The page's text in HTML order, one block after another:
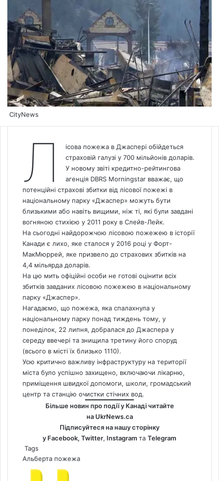
CityNews
Л ісова пожежав Джаспері обійдеться
страховій галузі у 700 мільйонів доларів.
У новому звіті кредитно-рейтингова
агенція DBRS Morningstar вважає, що
потенційні страхові збитки від лісової пожежі в
національному парку «Джаспер» можуть бути
близькими або навіть вищими, ніж ті, які були завдані
вогняною стихією у 2011 року в Слейв-Лейк.
На сьогодні найдорожчою лісовою пожежею в історії
Канади є лихо, яке сталося у 2016 році у Форт-
МакМюррей, яке призвело до страхових збитків на
4,4 мільярда доларів.
На цю мить офіційні особи не готові оцінити всіх
збитків завданих лісовою пожежею в національному
парку «Джаспер».
Нагадаємо, що пожежа, яка спалахнула у
національному парку понад тиждень тому, у
понеділок, 22 липня, добралася до Джаспера у
середу ввечері та знищила третину його споруд
(всього в місті їх близько 1110).
Усю критично важливу інфраструктуру на території
міста було успішно захищено, включаючи лікарню,
приміщення швидкої допомоги, школи, громадський
центр та станцію очистки стічних вод.
Більше новин про події у Канаді читайте
на UkrNews.ca
Підписуйтеся на нашу сторінку
у Facebook, Twitter, Instagram та Telegram
Tags
Альберта пожежа